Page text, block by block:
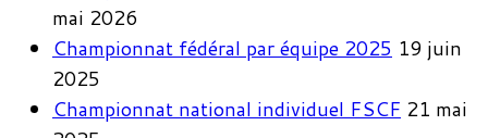
mai 2026
Championnat fédéral par équipe 2025 19 juin
2025
Championnat national individuel FSCF 21 mai